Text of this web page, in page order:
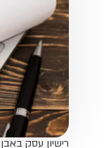
רישיון עסק